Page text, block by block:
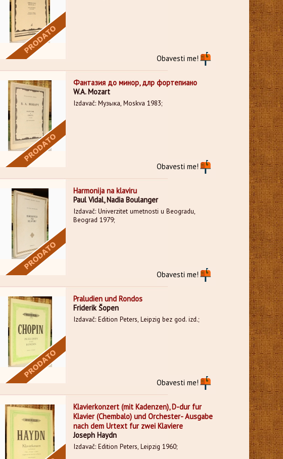
Obavesti me!
Фантазия до минор, длр фортепиано
W.A. Mozart
Izdavač: Музыка, Moskva 1983;
Obavesti me!
Harmonija na klaviru
Paul Vidal, Nadia Boulanger
Izdavač: Univerzitet umetnosti u Beogradu,
Beograd 1979;
Obavesti me!
Praludien und Rondos
Friderik Šopen
Izdavač: Edition Peters, Leipzig bez god. izd.;
Obavesti me!
Klavierkonzert (mit Kadenzen), D-dur fur
Klavier (Chembalo) und Orchester- Ausgabe
nach dem Urtext fur zwei Klaviere
Joseph Haydn
Izdavač: Edition Peters, Leipzig 1960;